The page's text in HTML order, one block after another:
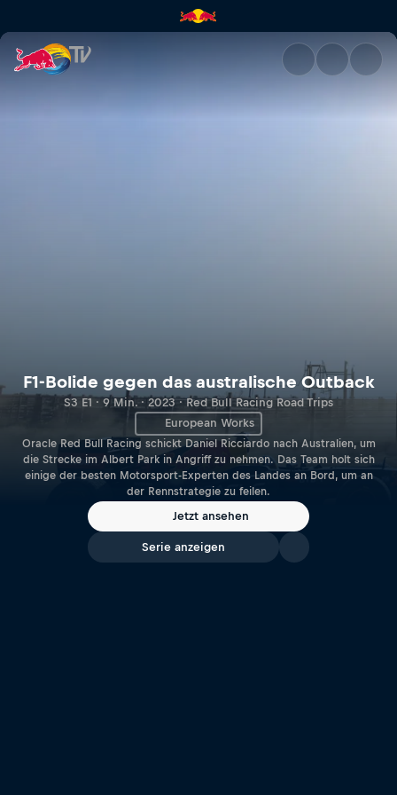
F1-Bolide gegen das
F1-Bolide gegen das australische Outback
S3 E1 · 9 Min. · 2023 · Red Bull Racing Road Trips
European Works
Oracle Red Bull Racing schickt Daniel Ricciardo nach Australien, um
die Strecke im Albert Park in Angriff zu nehmen. Das Team holt sich
einige der besten Motorsport-Experten des Landes an Bord, um an
der Rennstrategie zu feilen.
Jetzt ansehen
Serie anzeigen